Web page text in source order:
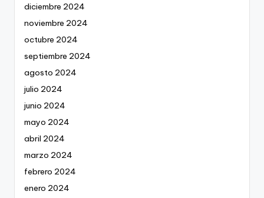
diciembre 2024
noviembre 2024
octubre 2024
septiembre 2024
agosto 2024
julio 2024
junio 2024
mayo 2024
abril 2024
marzo 2024
febrero 2024
enero 2024